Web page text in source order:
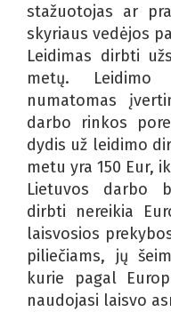
stažuotojas ar
skyriaus vedėjos
Leidimas dirbti
metų.
numatomas
darbo rinkos
dydis už leidimo
metu yra 150 Eur,
Lietuvos darbo
dirbti nereikia
laisvosios
piliečiams, jų
kurie pagal
naudojasi laisvo